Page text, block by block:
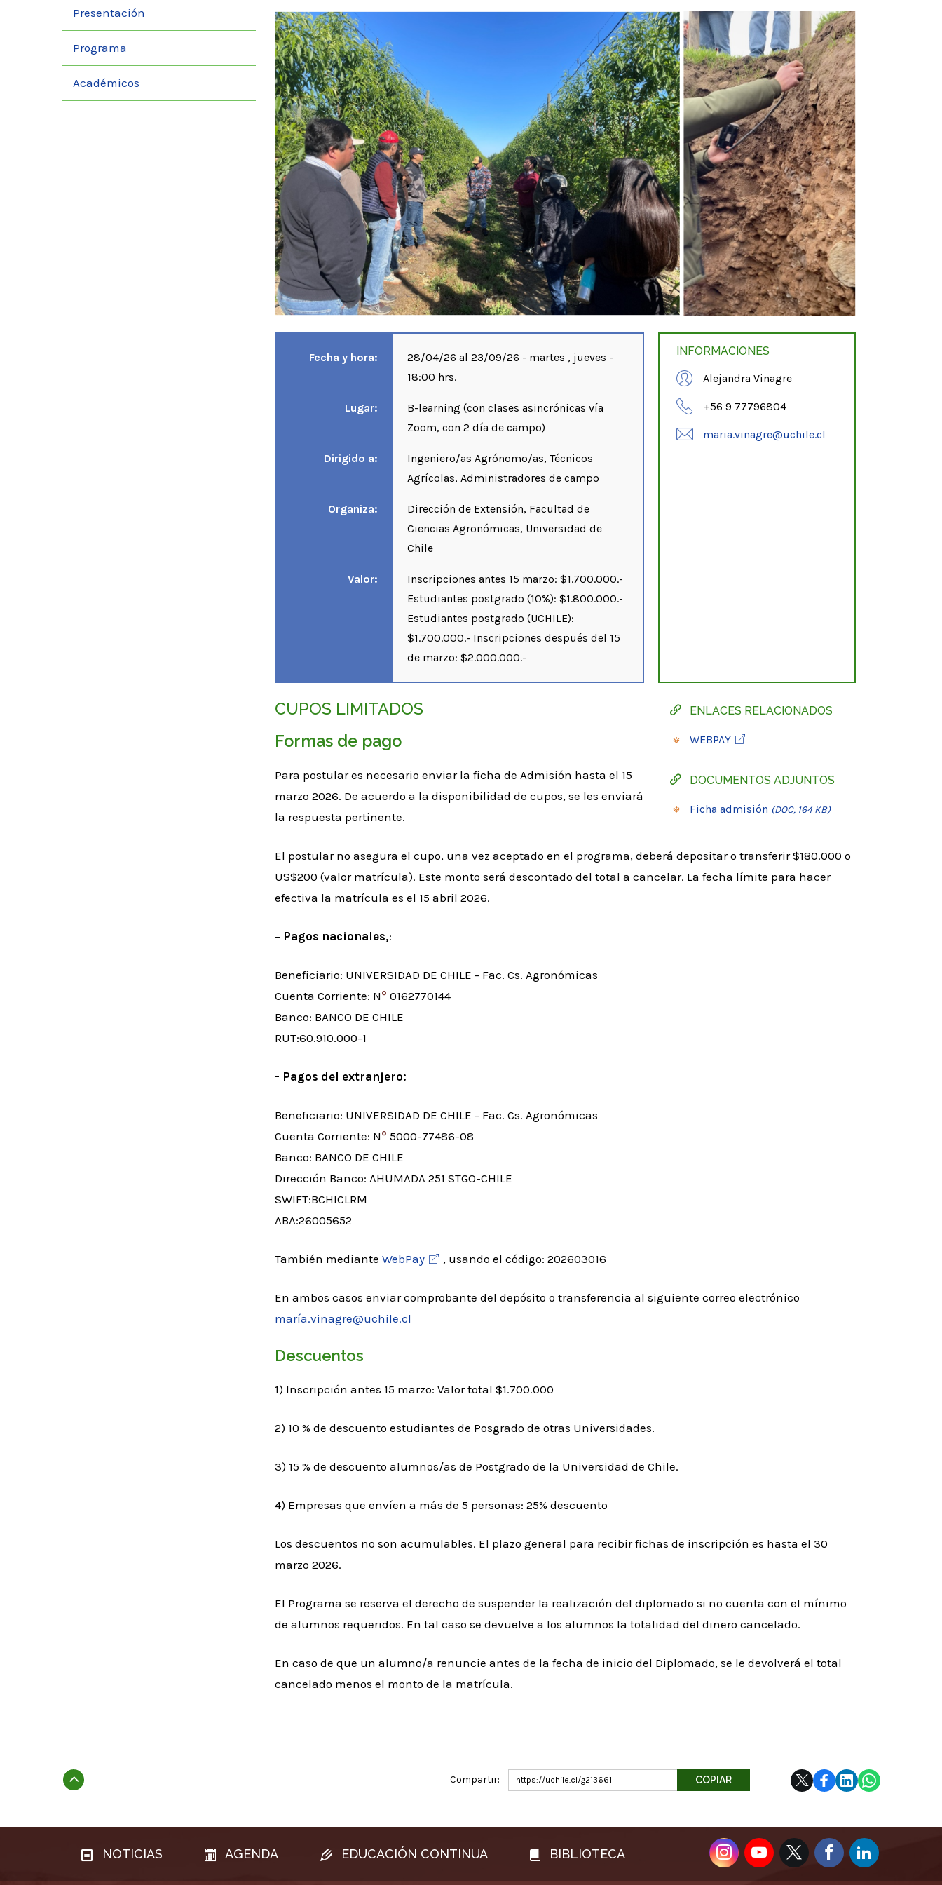
Fecha y hora:
28/04/26 al 23/09/26 - martes , jueves -
18:00 hrs.
Lugar:
B-learning (con clases asincrónicas vía
Zoom, con 2 día de campo)
Dirigido a:
Ingeniero/as Agrónomo/as, Técnicos
Agrícolas, Administradores de campo
Organiza:
Dirección de Extensión, Facultad de
Ciencias Agronómicas, Universidad de
Chile
Valor:
Inscripciones antes 15 marzo: $1.700.000.-
Estudiantes postgrado (10%): $1.800.000.-
Estudiantes postgrado (UCHILE):
$1.700.000.- Inscripciones después del 15
de marzo: $2.000.000.-
INFORMACIONES
Alejandra Vinagre
+56 9 77796804
maria.vinagre@uchile.cl
ENLACES RELACIONADOS
WEBPAY
DOCUMENTOS ADJUNTOS
Ficha admisión (DOC, 164 KB)
CUPOS LIMITADOS
Formas de pago
Para postular es necesario enviar la ficha de Admisión hasta el 15
marzo 2026. De acuerdo a la disponibilidad de cupos, se les enviará
la respuesta pertinente.
El postular no asegura el cupo, una vez aceptado en el programa, deberá depositar o transferir $180.000 o
US$200 (valor matrícula). Este monto será descontado del total a cancelar. La fecha límite para hacer
efectiva la matrícula es el 15 abril 2026.
– Pagos nacionales,:
Beneficiario: UNIVERSIDAD DE CHILE - Fac. Cs. Agronómicas
Cuenta Corriente: N º 0162770144
Banco: BANCO DE CHILE
RUT:60.910.000-1
- Pagos del extranjero:
Beneficiario: UNIVERSIDAD DE CHILE - Fac. Cs. Agronómicas
Cuenta Corriente: N º 5000-77486-08
Banco: BANCO DE CHILE
Dirección Banco: AHUMADA 251 STGO-CHILE
SWIFT:BCHICLRM
ABA:26005652
También mediante WebPay , usando el código: 202603016
En ambos casos enviar comprobante del depósito o transferencia al siguiente correo electrónico
maría.vinagre@uchile.cl
Descuentos
1) Inscripción antes 15 marzo: Valor total $1.700.000
2) 10 % de descuento estudiantes de Posgrado de otras Universidades.
3) 15 % de descuento alumnos/as de Postgrado de la Universidad de Chile.
4) Empresas que envíen a más de 5 personas: 25% descuento
Los descuentos no son acumulables. El plazo general para recibir fichas de inscripción es hasta el 30
marzo 2026.
El Programa se reserva el derecho de suspender la realización del diplomado si no cuenta con el mínimo
de alumnos requeridos. En tal caso se devuelve a los alumnos la totalidad del dinero cancelado.
En caso de que un alumno/a renuncie antes de la fecha de inicio del Diplomado, se le devolverá el total
cancelado menos el monto de la matrícula.
Presentación
Programa
Académicos
Subir Compartir: https://uchile.cl/g213661 COPIAR
NOTICIAS AGENDA EDUCACIÓN CONTINUA BIBLIOTECA